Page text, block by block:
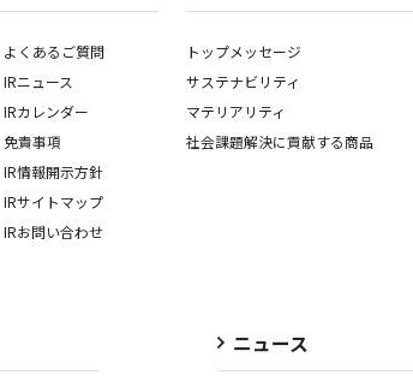
よくあるご質問
IRニュース
IRカレンダー
免責事項
IR情報開⽰⽅針
IRサイトマップ
IRお問い合わせ
トップメッセージ
サステナビリティ
マテリアリティ
社会課題解決に貢献する商品
ニュース